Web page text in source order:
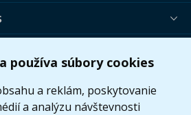
používa súbory cookies
a reklám, poskytovanie
a analýzu návštevnosti